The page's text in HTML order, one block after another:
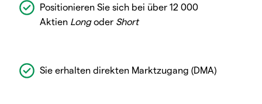
Positionieren Sie sich bei über 12 000
Aktien Longoder Short
Sie erhalten direkten Marktzugang (DMA)